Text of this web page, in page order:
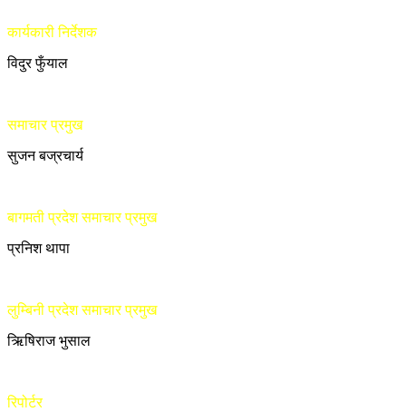
कार्यकारी निर्देशक
विदुर फुँयाल
समाचार प्रमुख
सुजन बज्रचार्य
बागमती प्रदेश समाचार प्रमुख
प्रनिश थापा
लुम्बिनी प्रदेश समाचार प्रमुख
ऋिषिराज भुसाल
रिपोर्टर